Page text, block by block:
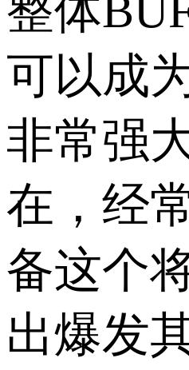
整体
可以成
非常强
在，经
备这个
出爆发